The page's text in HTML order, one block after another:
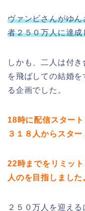
ヴァンビさんがゆ
者２５０万人に達
しかも、二人は付
を飛ばしての結婚
る企画でした。
18時に配信スター
３１８人からスター
22時までをリミッ
人のを目指しました
２５０万人を迎え